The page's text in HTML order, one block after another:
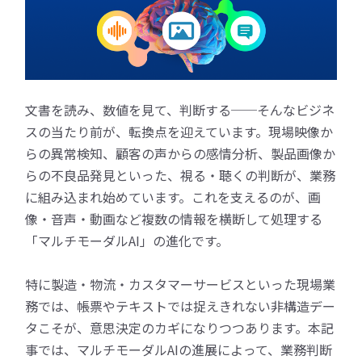
文書を読み、数値を見て、判断する──そんなビジネ
スの当たり前が、転換点を迎えています。現場映像か
らの異常検知、顧客の声からの感情分析、製品画像か
らの不良品発見といった、視る・聴くの判断が、業務
に組み込まれ始めています。これを支えるのが、画
像・音声・動画など複数の情報を横断して処理する
「マルチモーダルAI」の進化です。
特に製造・物流・カスタマーサービスといった現場業
務では、帳票やテキストでは捉えきれない非構造デー
タこそが、意思決定のカギになりつつあります。本記
事では、マルチモーダルAIの進展によって、業務判断